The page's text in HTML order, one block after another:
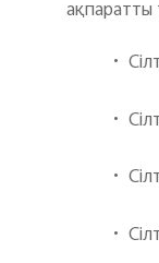
ақпаратты
•
•
•
•